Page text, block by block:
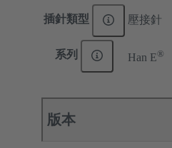
插針類型 壓接針
系列 Han E®
版本